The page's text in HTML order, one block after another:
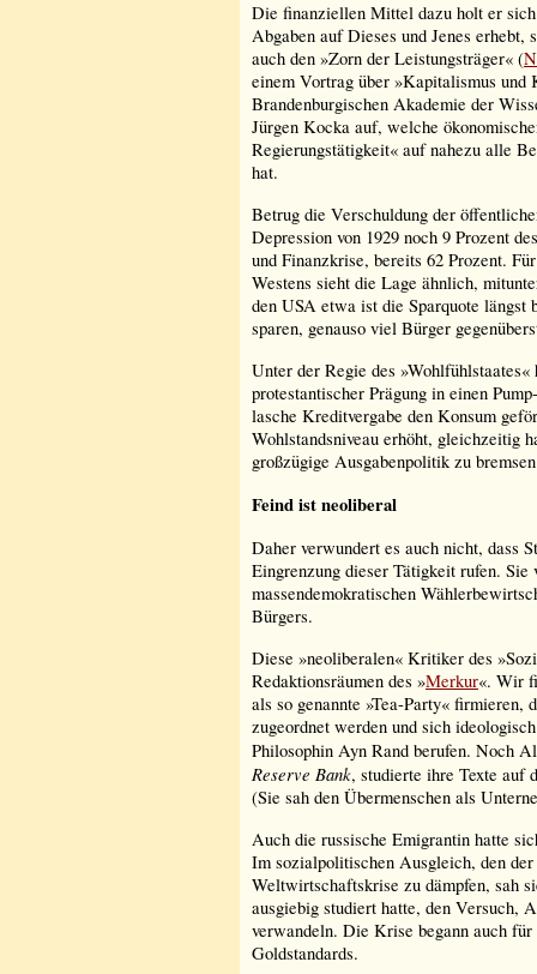
Die finanziellen Mittel dazu holt er
Abgaben auf Dieses und Jenes erhebt,
auch den »Zorn der Leistungsträger« (
einem Vortrag über »Kapitalismus
Brandenburgischen Akademie der
Jürgen Kocka auf, welche
Regierungstätigkeit« auf nahezu alle
hat.
Betrug die Verschuldung der
Depression von 1929 noch 9 Prozent
und Finanzkrise, bereits 62 Prozent.
Westens sieht die Lage ähnlich,
den USA etwa ist die Sparquote längst
sparen, genauso viel Bürger
Unter der Regie des
protestantischer Prägung in einen
lasche Kreditvergabe den Konsum
Wohlstandsniveau erhöht, gleichzeitig
großzügige Ausgabenpolitik zu
Feind ist neoliberal
Daher verwundert es auch nicht, dass
Eingrenzung dieser Tätigkeit rufen.
massendemokratischen
Bürgers.
Diese »neoliberalen« Kritiker des
Redaktionsräumen des »Merkur«. Wir
als so genannte »Tea-Party« firmieren,
zugeordnet werden und sich
Philosophin Ayn Rand berufen. Noch
Reserve Bank, studierte ihre Texte auf
(Sie sah den Übermenschen als
Auch die russische Emigrantin hatte
Im sozialpolitischen Ausgleich, den
Weltwirtschaftskrise zu dämpfen, sah
ausgiebig studiert hatte, den Versuch,
verwandeln. Die Krise begann auch
Goldstandards.